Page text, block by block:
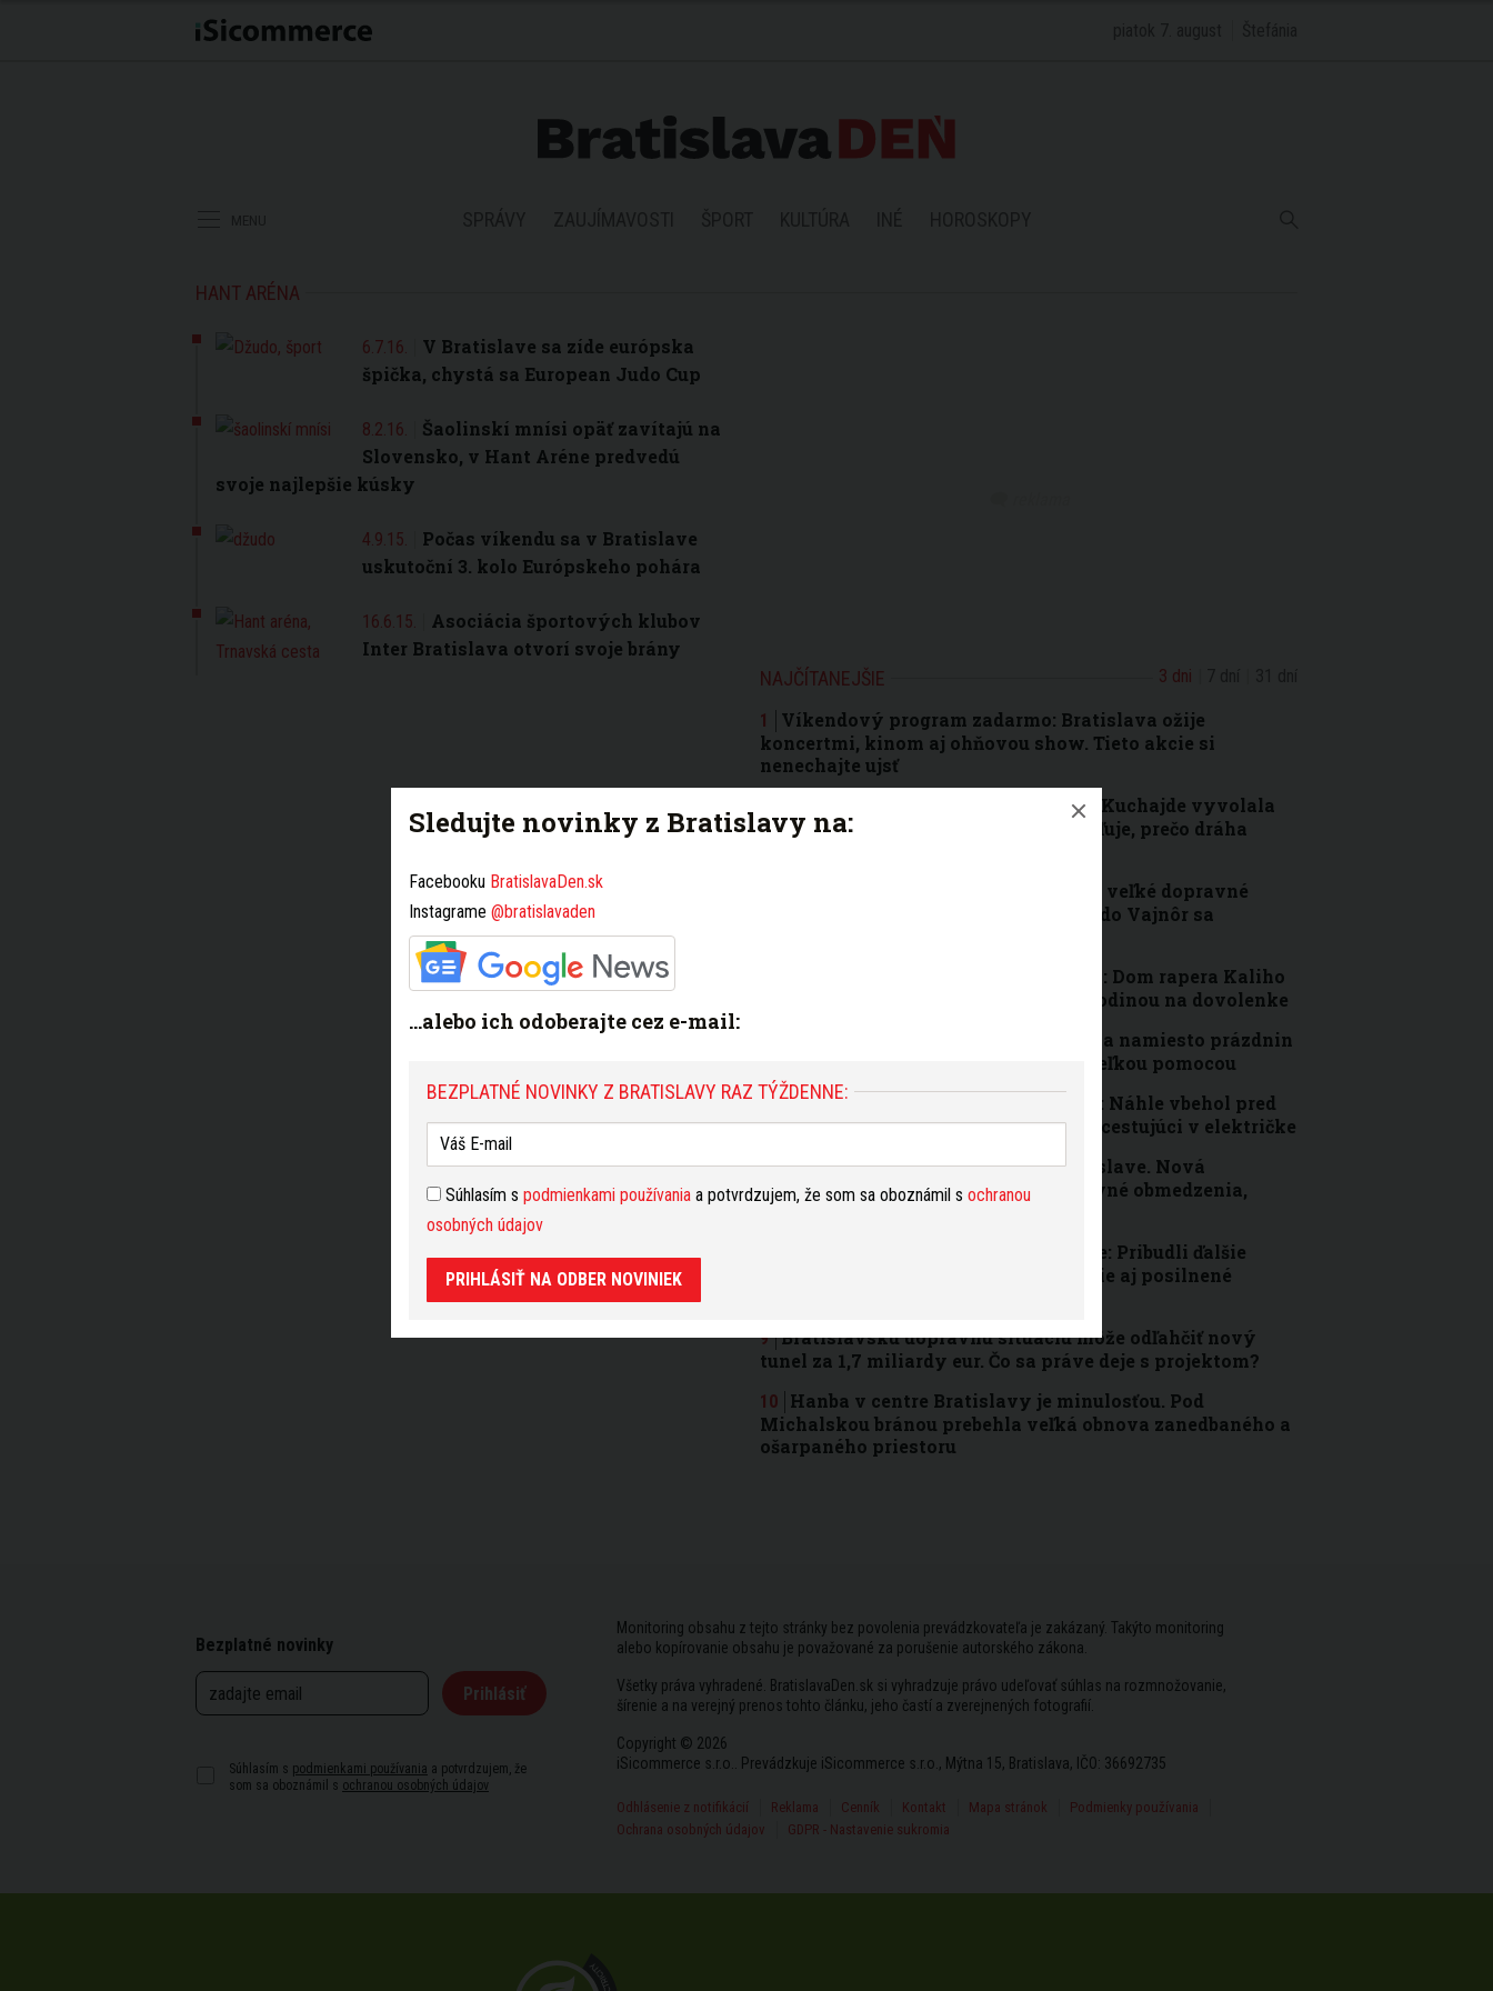
HANT ARÉNA
6.7.16.
V Bratislave sa zíde európska
špička, chystá sa European Judo Cup
8.2.16.
Šaolinskí mnísi opäť zavítajú na
Slovensko, v Hant Aréne predvedú
svoje najlepšie kúsky
4.9.15.
Počas víkendu sa v Bratislave
uskutoční 3. kolo Európskeho pohára
16.6.15.
Asociácia športových klubov
Inter Bratislava otvorí svoje brány
NAJČÍTANEJŠIE
3 dni
Víkendový program zadarmo: Bratislava ožije
koncertmi, kinom aj ohňovou show. Tieto akcie si
nenechajte ujsť
Fotografia bežeckého chodníka na Kuchajde vyvolala
búrlivú diskusiu. Nové Mesto vysvetľuje, prečo dráha
Bratislavská polícia upozorňuje na veľké dopravné
obmedzenia pre festival: Pred cestou do Vajnôr sa
Ani kamery a ochranka nepomohli: Dom rapera Kaliho
v Bratislave vykradli, kým on bol s rodinou na dovolenke
Študenti medicíny a ošetrovateľstva namiesto prázdnin
nastúpili do nemocníc. Ich práca je veľkou pomocou
Polícia hľadá cyklistu v Bratislave: Náhle vbehol pred
električku, následkom čoho sa zranil cestujúci v električke
Veľká zmena pri Draždiaku v Bratislave. Nová
bezbariérová lávka si vyžiada dopravné obmedzenia,
čoskoro sa však otvorí
Trnavské mýto má byť bezpečnejšie: Pribudli ďalšie
bezpečnostné kamery, nové osvetlenie aj posilnené
Bratislavskú dopravnú situáciu môže odľahčiť nový
tunel za 1,7 miliardy eur. Čo sa práve deje s projektom?
Hanba v centre Bratislavy je minulosťou. Pod
Michalskou bránou prebehla veľká obnova zanedbaného a
ošarpaného priestoru
Bezplatné novinky
Prihlásiť
Súhlasím s podmienkami používania a potvrdzujem, že
som sa oboznámil s ochranou osobných údajov
Monitoring obsahu z tejto stránky bez povolenia prevádzkovateľa je zakázaný. Takýto monitoring
alebo kopírovanie obsahu je považované za porušenie autorského zákona.
Všetky práva vyhradené. BratislavaDen.sk si vyhradzuje právo udeľovať súhlas na rozmnožovanie,
šírenie a na verejný prenos tohto článku, jeho častí a zverejnených fotografií.
Copyright © 2026
iSicommerce s.r.o.. Prevádzkuje iSicommerce s.r.o., Mýtna 15, Bratislava, IČO: 36692735
Odhlásenie z notifikácií Reklama Cenník Kontakt Mapa stránok
Podmienky používania
Ochrana osobných údajov
GDPR - Nastavenie sukromia
Sledujte novinky z Bratislavy na:
Facebooku BratislavaDen.sk
Instagrame @bratislavaden
...alebo ich odoberajte cez e-mail:
BEZPLATNÉ NOVINKY Z BRATISLAVY RAZ TÝŽDENNE:
Súhlasím s podmienkami používania a potvrdzujem, že som sa oboznámil s ochranou
osobných údajov
PRIHLÁSIŤ NA ODBER NOVINIEK